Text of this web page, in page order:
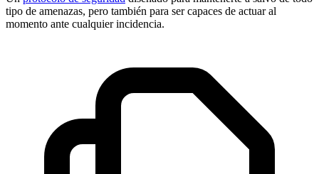
tipo de amenazas, pero también para ser capaces de actuar al
momento ante cualquier incidencia.